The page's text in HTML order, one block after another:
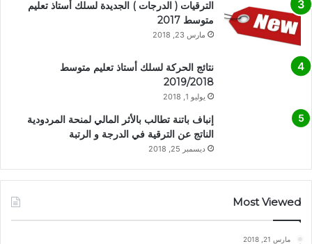
الترقيات ( الدرجات ) الجديدة لسلك أستاذ تعليم
متوسط 2017
مارس 23, 2018
نتائج الحركة لسلك أستاذ تعليم متوسط
2019/2018
يوليو 1, 2018
إنباف باتنة تطالب بالأثر المالي لمنحة المردودية
الناتج عن الترقية في الدرجة و الرتبة
ديسمبر 25, 2018
Most Viewed
مارس 21, 2018